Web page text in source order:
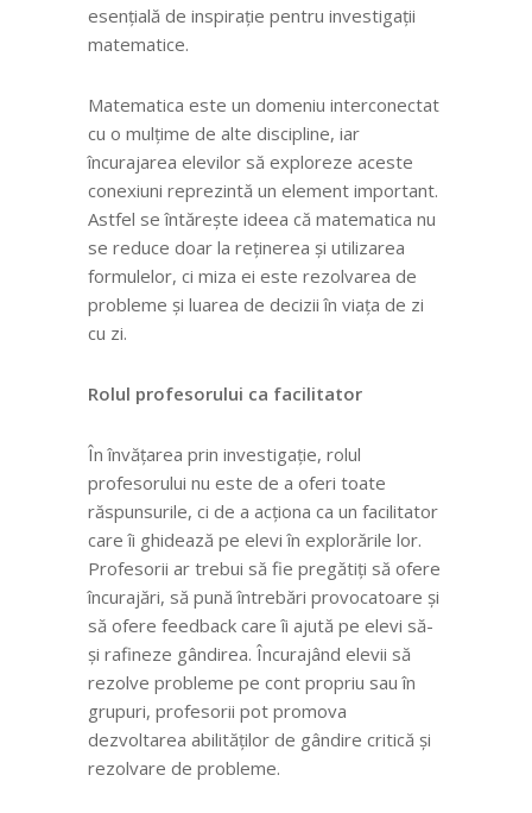
esențială de inspirație pentru investigații
matematice.
Matematica este un domeniu interconectat
cu o mulțime de alte discipline, iar
încurajarea elevilor să exploreze aceste
conexiuni reprezintă un element important.
Astfel se întărește ideea că matematica nu
se reduce doar la reținerea și utilizarea
formulelor, ci miza ei este rezolvarea de
probleme și luarea de decizii în viața de zi
cu zi.
Rolul profesorului ca facilitator
În învățarea prin investigație, rolul
profesorului nu este de a oferi toate
răspunsurile, ci de a acționa ca un facilitator
care îi ghidează pe elevi în explorările lor.
Profesorii ar trebui să fie pregătiți să ofere
încurajări, să pună întrebări provocatoare și
să ofere feedback care îi ajută pe elevi să-
și rafineze gândirea. Încurajând elevii să
rezolve probleme pe cont propriu sau în
grupuri, profesorii pot promova
dezvoltarea abilităților de gândire critică și
rezolvare de probleme.